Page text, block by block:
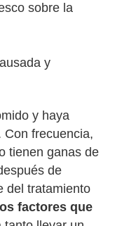
sobre la
y
y haya
Con frecuencia,
tienen ganas de
de
del tratamiento
factores que